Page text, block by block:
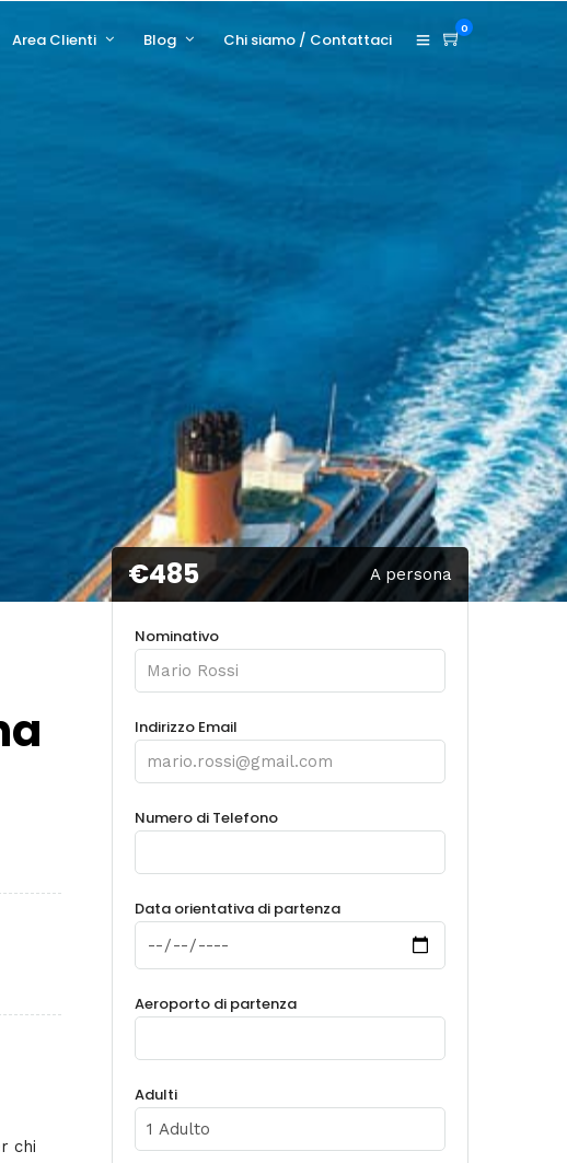
Area Clienti Blog Chi siamo / Contattaci
0
€485 A persona
Nominativo
Indirizzo Email
Numero di Telefono
Data orientativa di partenza
Aeroporto di partenza
Adulti
chi